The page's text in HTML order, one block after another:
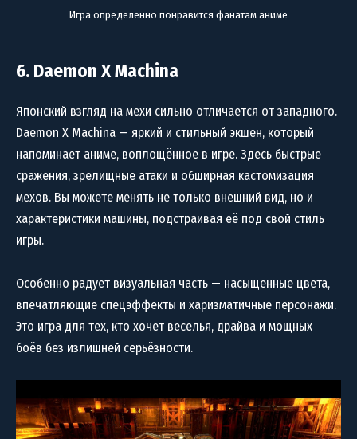
Игра определенно понравится фанатам аниме
6. Daemon X Machina
Японский взгляд на мехи сильно отличается от западного.
Daemon X Machina — яркий и стильный экшен, который
напоминает аниме, воплощённое в игре. Здесь быстрые
сражения, зрелищные атаки и обширная кастомизация
мехов. Вы можете менять не только внешний вид, но и
характеристики машины, подстраивая её под свой стиль
игры.
Особенно радует визуальная часть — насыщенные цвета,
впечатляющие спецэффекты и харизматичные персонажи.
Это игра для тех, кто хочет веселья, драйва и мощных
боёв без излишней серьёзности.